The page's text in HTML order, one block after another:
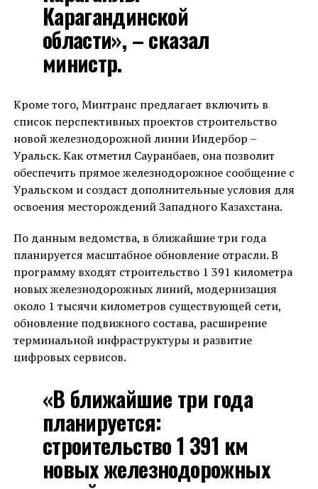
Карагандинской
области», – сказал
министр.
Кроме того, Минтранс предлагает включить в
список перспективных проектов строительство
новой железнодорожной линии Индербор –
Уральск. Как отметил Сауранбаев, она позволит
обеспечить прямое железнодорожное сообщение с
Уральском и создаст дополнительные условия для
освоения месторождений Западного Казахстана.
По данным ведомства, в ближайшие три года
планируется масштабное обновление отрасли. В
программу входят строительство 1 391 километра
новых железнодорожных линий, модернизация
около 1 тысячи километров существующей сети,
обновление подвижного состава, расширение
терминальной инфраструктуры и развитие
цифровых сервисов.
«В ближайшие три года
планируется:
строительство 1 391 км
новых железнодорожных